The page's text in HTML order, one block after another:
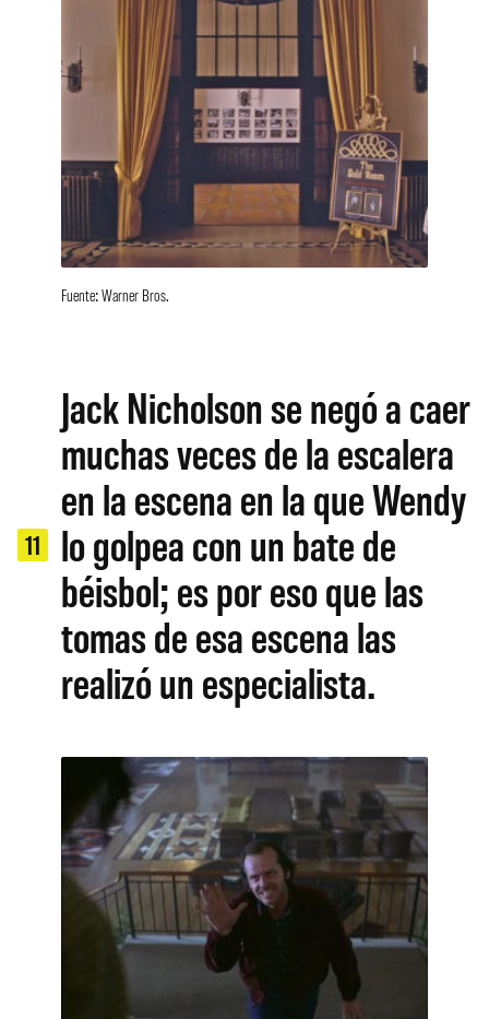
Fuente: Warner Bros.
11
Jack Nicholson se negó a caer
muchas veces de la escalera
en la escena en la que Wendy
lo golpea con un bate de
béisbol; es por eso que las
tomas de esa escena las
realizó un especialista.